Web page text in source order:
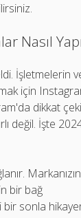
Nasıl
İşletmelerin
için
dikkat
değil. İşte
Markanızın
bir bağ
bir sonla